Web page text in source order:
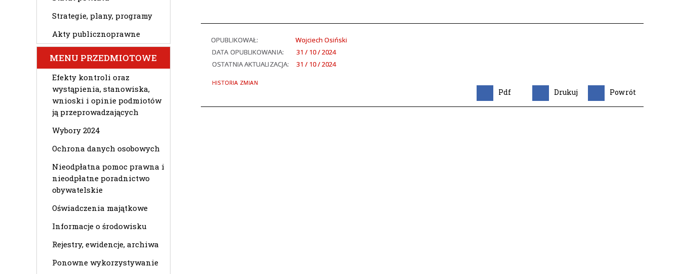
Strategie, plany, programy
Akty publicznoprawne
MENU PRZEDMIOTOWE
Efekty kontroli oraz
wystąpienia, stanowiska,
wnioski i opinie podmiotów
ją przeprowadzających
Wybory 2024
Ochrona danych osobowych
Nieodpłatna pomoc prawna i
nieodpłatne poradnictwo
obywatelskie
Oświadczenia majątkowe
Informacje o środowisku
Rejestry, ewidencje, archiwa
Ponowne wykorzystywanie
OPUBLIKOWAŁ:
Wojciech Osiński
DATA OPUBLIKOWANIA:
31 / 10 / 2024
OSTATNIA AKTUALIZACJA:
31 / 10 / 2024
HISTORIA ZMIAN
Pdf Drukuj Powrót